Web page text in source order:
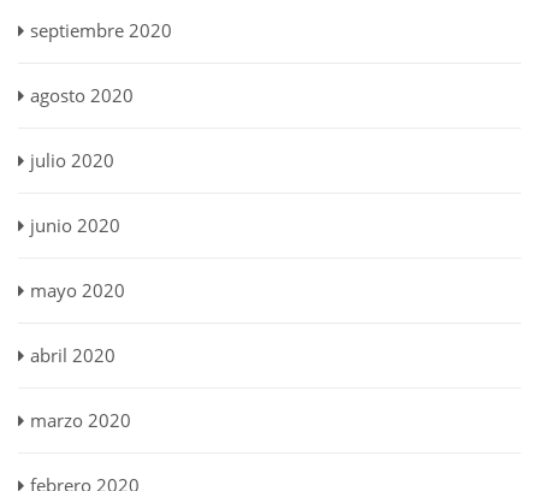
septiembre 2020
agosto 2020
julio 2020
junio 2020
mayo 2020
abril 2020
marzo 2020
febrero 2020